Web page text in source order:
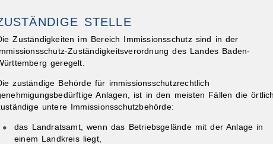
STELLE
Zuständigkeiten im Bereich Immissionsschutz sind in der
Immissionsschutz-Zuständigkeitsverordnung des Landes Baden-
geregelt.
zuständige Behörde für immissionsschutzrechtlich
Anlagen, ist in den meisten Fällen die
untere Immissionsschutzbehörde:
das Landratsamt, wenn das Betriebsgelände mit der Anlage in
einem Landkreis liegt,